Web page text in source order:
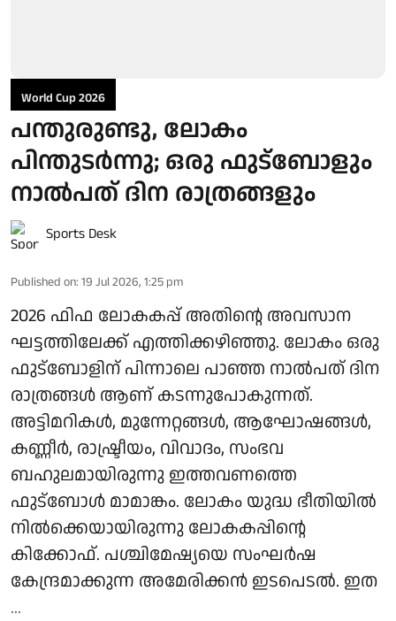
World Cup 2026
പന്തുരുണ്ടു, ലോകം
പിന്തുടര്‍ന്നു; ഒരു ഫുട്‌ബോളും
നാല്‍പത് ദിന രാത്രങ്ങളും
Sports Desk
Published on: 19 Jul 2026, 1:25 pm
2026 ഫിഫ ലോകകപ്പ് അതിന്റെ അവസാന
ഘട്ടത്തിലേക്ക് എത്തിക്കഴിഞ്ഞു. ലോകം ഒരു
ഫുട്‌ബോളിന് പിന്നാലെ പാഞ്ഞ നാല്‍പത് ദിന
രാത്രങ്ങള്‍ ആണ് കടന്നുപോകുന്നത്.
അട്ടിമറികള്‍, മുന്നേറ്റങ്ങള്‍, ആഘോഷങ്ങള്‍,
കണ്ണീര്‍, രാഷ്ട്രീയം, വിവാദം, സംഭവ
ബഹുലമായിരുന്നു ഇത്തവണത്തെ
ഫുട്‌ബോള്‍ മാമാങ്കം. ലോകം യുദ്ധ ഭീതിയില്‍
നില്‍ക്കെയായിരുന്നു ലോകകപ്പിന്റെ
കിക്കോഫ്. പശ്ചിമേഷ്യയെ സംഘര്‍ഷ
കേന്ദ്രമാക്കുന്ന അമേരിക്കന്‍ ഇടപെടല്‍. ഇത
...